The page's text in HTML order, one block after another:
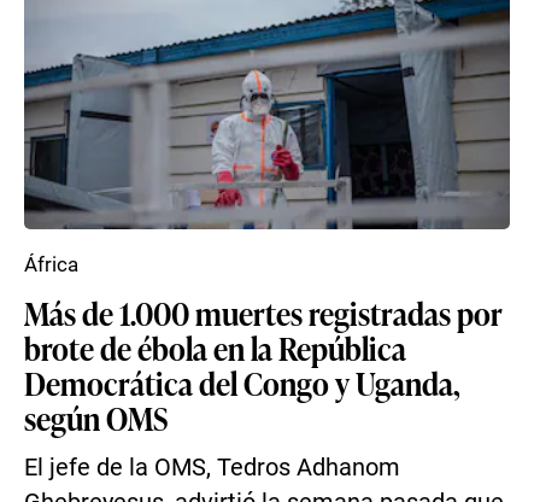
Más de 1.000 muertes registradas por
brote de ébola en la República
Democrática del Congo y Uganda,
según OMS
El jefe de la OMS, Tedros Adhanom
África